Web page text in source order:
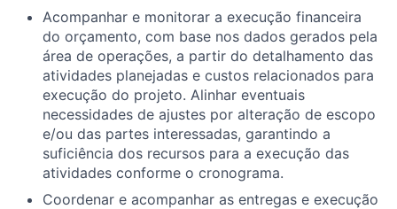
Acompanhar e monitorar a execução financeira
do orçamento, com base nos dados gerados pela
área de operações, a partir do detalhamento das
atividades planejadas e custos relacionados para
execução do projeto. Alinhar eventuais
necessidades de ajustes por alteração de escopo
e/ou das partes interessadas, garantindo a
suficiência dos recursos para a execução das
atividades conforme o cronograma.
Coordenar e acompanhar as entregas e execução